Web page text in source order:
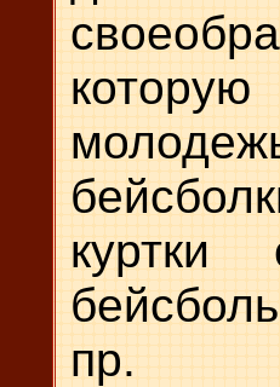
куртки
пр.